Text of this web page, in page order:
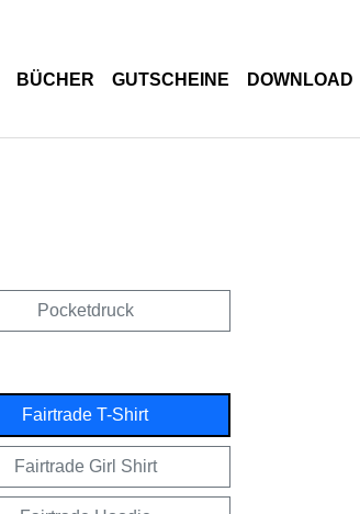
BÜCHER GUTSCHEINE DOWNLOAD
Pocketdruck
Fairtrade T-Shirt
Fairtrade Girl Shirt